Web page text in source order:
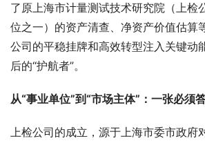
了原上海市计量测试技术研究院（上检
位之一）的资产清查、净资产价值估算
公司的平稳挂牌和高效转型注入关键动
后的“护航者”。
从“事业单位”到“市场主体”：一张必须
上检公司的成立，源于上海市委市政府